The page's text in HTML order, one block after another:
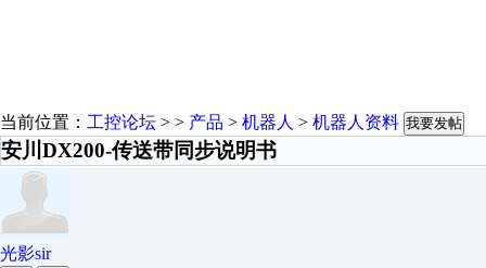
当前位置： 工控论坛 > > 产品 > 机器人 > 机器人资料 我要发帖
安川DX200-传送带同步说明书
光影sir